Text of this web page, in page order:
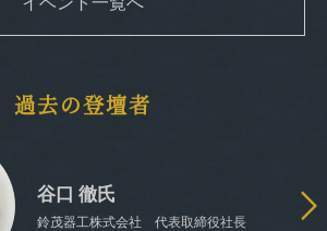
過去の登壇者
谷口 徹氏
鈴茂器工株式会社 代表取締役社長